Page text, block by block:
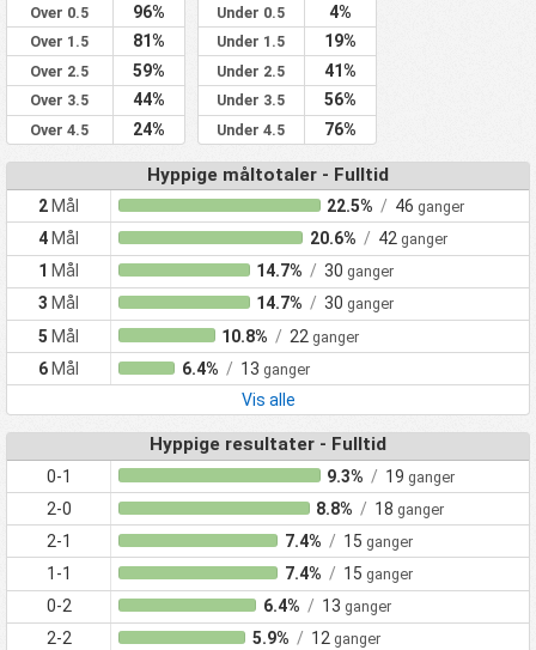
Over 0.5 96%
Over 1.5 81%
Over 2.5 59%
Over 3.5 44%
Over 4.5 24%
Under 0.5 4%
Under 1.5 19%
Under 2.5 41%
Under 3.5 56%
Under 4.5 76%
Hyppige måltotaler - Fulltid
2 Mål 22.5% / 46 ganger
4 Mål 20.6% / 42 ganger
1 Mål 14.7% / 30 ganger
3 Mål 14.7% / 30 ganger
5 Mål 10.8% / 22 ganger
6 Mål 6.4% / 13 ganger
Vis alle
Hyppige resultater - Fulltid
0-1 9.3% / 19 ganger
2-0 8.8% / 18 ganger
2-1 7.4% / 15 ganger
1-1 7.4% / 15 ganger
0-2 6.4% / 13 ganger
2-2 5.9% / 12 ganger